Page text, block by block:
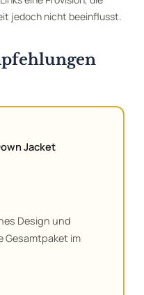
jedoch nicht beeinflusst.
Jacket
Design und
Gesamtpaket im